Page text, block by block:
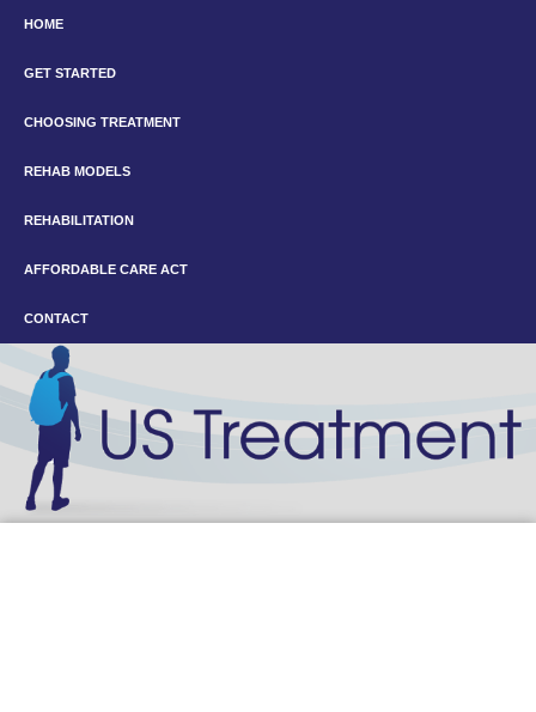
HOME
GET STARTED
CHOOSING TREATMENT
REHAB MODELS
REHABILITATION
AFFORDABLE CARE ACT
CONTACT